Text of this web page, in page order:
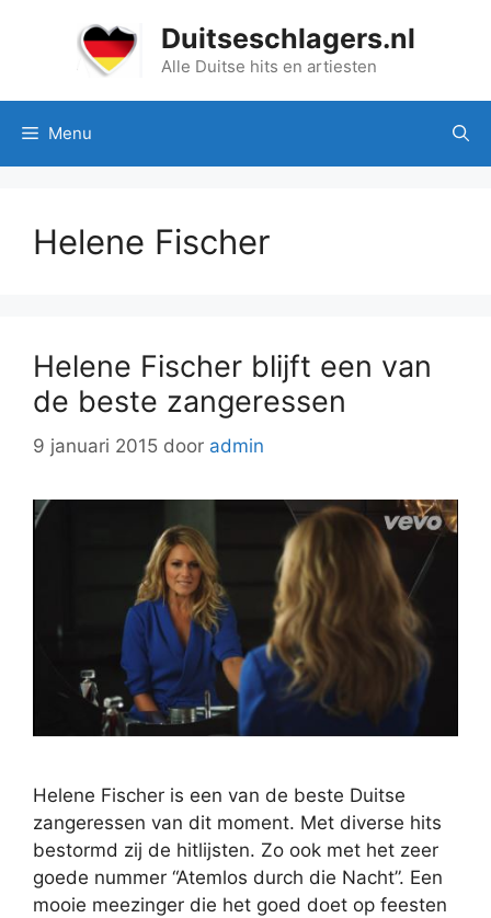
Duitseschlagers.nl
Alle Duitse hits en artiesten
Menu
Helene Fischer
Helene Fischer blijft een van
de beste zangeressen
9 januari 2015 door admin
Helene Fischer is een van de beste Duitse
zangeressen van dit moment. Met diverse hits
bestormd zij de hitlijsten. Zo ook met het zeer
goede nummer “Atemlos durch die Nacht”. Een
mooie meezinger die het goed doet op feesten